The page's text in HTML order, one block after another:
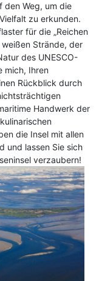
den Weg, um die
zu erkunden.
für die „Reichen
weißen Strände, der
des UNESCO-
mich, Ihren
Rückblick durch
Handwerk der
die Insel mit allen
und lassen Sie sich
verzaubern!